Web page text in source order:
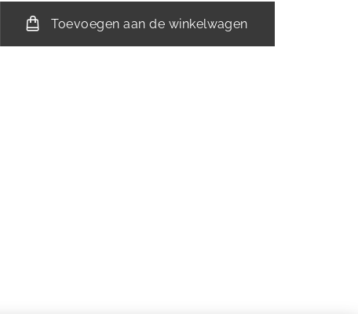
Toevoegen aan de winkelwagen